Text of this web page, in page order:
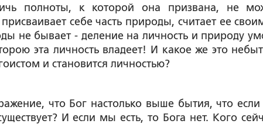
полноты, к которой она призвана, не
себе часть природы, считает ее
не бывает - деление на личность и природу
эта личность владеет! И какое же это
и становится личностью?
что Бог настолько выше бытия, что если
И если мы есть, то Бога нет. Кого